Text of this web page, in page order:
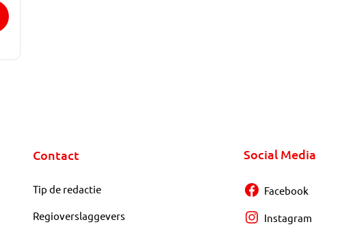
Contact
Tip de redactie
Regioverslaggevers
Social Media
Facebook
Instagram